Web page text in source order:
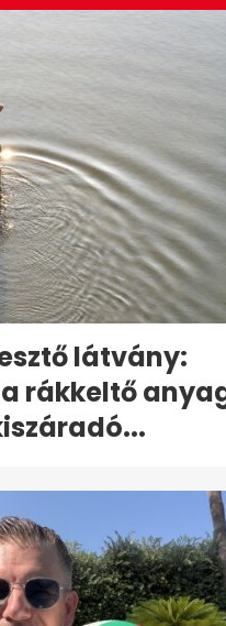
látvány:
rákkeltő